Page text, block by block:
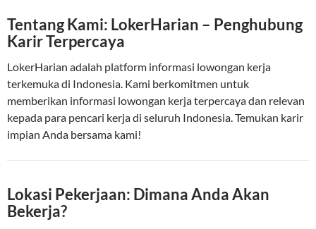
Tentang Kami: LokerHarian – Penghubung
Karir Terpercaya
LokerHarian adalah platform informasi lowongan kerja
terkemuka di Indonesia. Kami berkomitmen untuk
memberikan informasi lowongan kerja terpercaya dan relevan
kepada para pencari kerja di seluruh Indonesia. Temukan karir
impian Anda bersama kami!
Lokasi Pekerjaan: Dimana Anda Akan
Bekerja?